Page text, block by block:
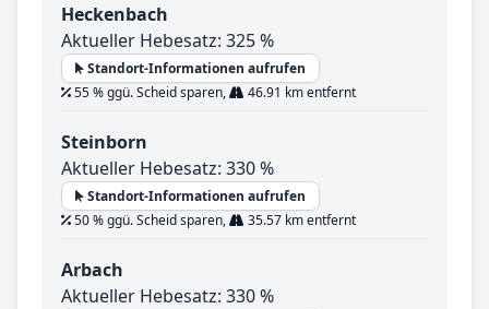
Heckenbach
Aktueller Hebesatz: 325 %
Standort-Informationen aufrufen
55 % ggü. Scheid sparen,
46.91 km entfernt
Steinborn
Aktueller Hebesatz: 330 %
Standort-Informationen aufrufen
50 % ggü. Scheid sparen,
35.57 km entfernt
Arbach
Aktueller Hebesatz: 330 %